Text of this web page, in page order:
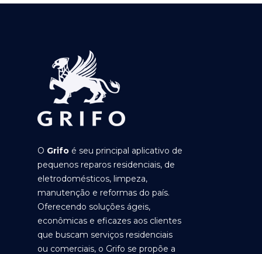
O Grifo é seu principal aplicativo de
pequenos reparos residenciais, de
eletrodomésticos, limpeza,
manutenção e reformas do país.
Oferecendo soluções ágeis,
econômicas e eficazes aos clientes
que buscam serviços residenciais
ou comerciais, o Grifo se propõe a